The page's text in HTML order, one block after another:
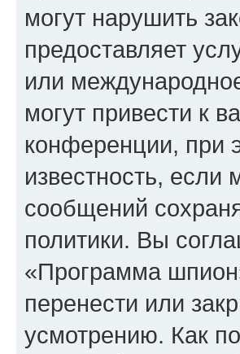
могут нарушить
предоставляет
или
могут привести к
конференции, при
известность,
сообщений
политики. Вы
«Программа
перенести или
усмотрению. Как